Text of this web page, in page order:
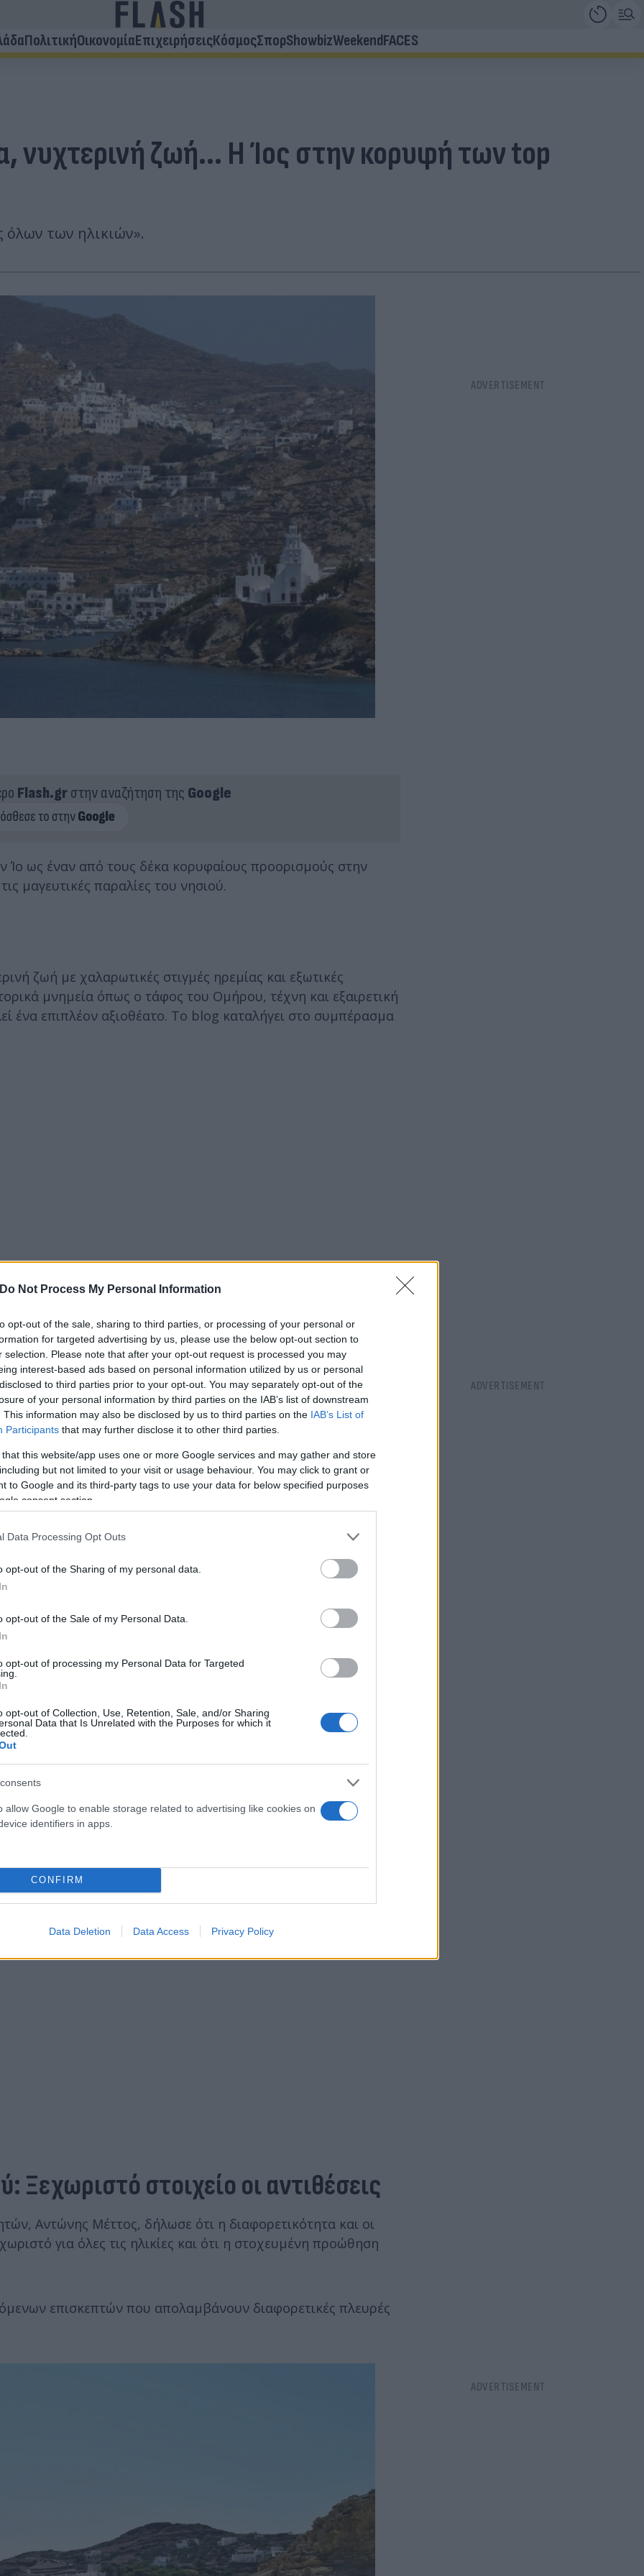
Do Not Process My Personal Information
opt-out of the sale, sharing to third parties, or processing of your personal or
for targeted advertising by us, please use the below opt-out section to
selection. Please note that after your opt-out request is processed you may
interest-based ads based on personal information utilized by us or personal
to third parties prior to your opt-out. You may separately opt-out of the
of your personal information by third parties on the IAB’s list of downstream
This information may also be disclosed by us to third parties on the IAB’s List of
Participants that may further disclose it to other third parties.
that this website/app uses one or more Google services and may gather and store
but not limited to your visit or usage behaviour. You may click to grant or
to Google and its third-party tags to use your data for below specified purposes
consent section.
Data Processing Opt Outs
opt-out of the Sharing of my personal data.
opt-out of the Sale of my Personal Data.
opt-out of processing my Personal Data for Targeted
opt-out of Collection, Use, Retention, Sale, and/or Sharing
Data that Is Unrelated with the Purposes for which it
allow Google to enable storage related to advertising like cookies on
identifiers in apps.
CONFIRM
Data Deletion Data Access Privacy Policy
ΠολιτικήΟικονομίαΕπιχειρήσειςΚόσμοςΣπορShowbizWeekendFACES
νυχτερινή ζωή... Η Ίος στην κορυφή των top
όλων των ηλικιών».
Flash.grστην αναζήτηση της Google
ως έναν από τους δέκα κορυφαίους προορισμούς στην
μαγευτικές παραλίες του νησιού.
ζωή με χαλαρωτικές στιγμές ηρεμίας και εξωτικές
μνημεία όπως ο τάφος του Ομήρου, τέχνη και εξαιρετική
ένα επιπλέον αξιοθέατο. Το blog καταλήγει στο συμπέρασμα
στην Ιταλία, το Αλεντέζου στην Πορτογαλία, το Αρμπάταξ
η Κύπρος, η ιταλική Ριβιέρα κοντά στην Ανκόνα, η Υψηλή
των ξένων τουριστών
η Ίος ήταν ανάμεσα στα δέκα νησιά με την μεγαλύτερη
Ξεχωριστό στοιχείο οι αντιθέσεις
Αντώνης Μέττος, δήλωσε ότι η διαφορετικότητα και οι
για όλες τις ηλικίες και ότι η στοχευμένη προώθηση
επισκεπτών που απολαμβάνουν διαφορετικές πλευρές